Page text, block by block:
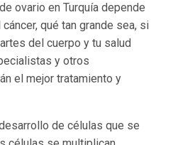
ovario en Turquía depende
qué tan grande sea, si
del cuerpo y tu salud
y otros
el mejor tratamiento y
de células que se